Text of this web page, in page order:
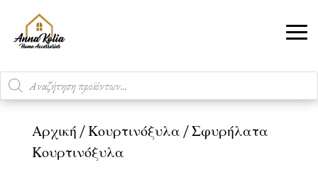
Products
search
Αρχική /Κουρτινόξυλα / Σφυρήλατα
Κουρτινόξυλα